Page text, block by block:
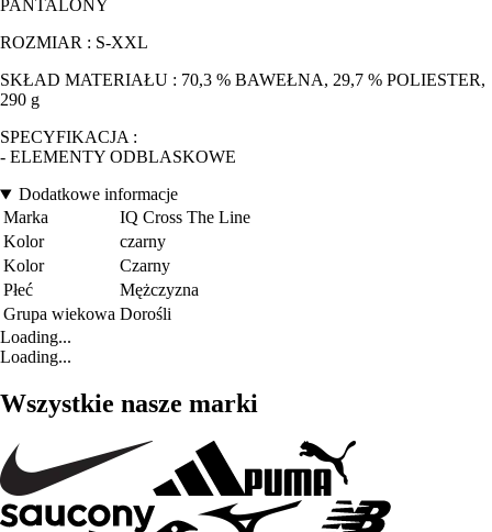
PANTALONY
ROZMIAR : S-XXL
SKŁAD MATERIAŁU : 70,3 % BAWEŁNA, 29,7 % POLIESTER,
290 g
SPECYFIKACJA :
- ELEMENTY ODBLASKOWE
Dodatkowe informacje
Marka
IQ Cross The Line
Kolor
czarny
Kolor
Czarny
Płeć
Mężczyzna
Grupa wiekowa Dorośli
Loading...
Loading...
Wszystkie nasze marki